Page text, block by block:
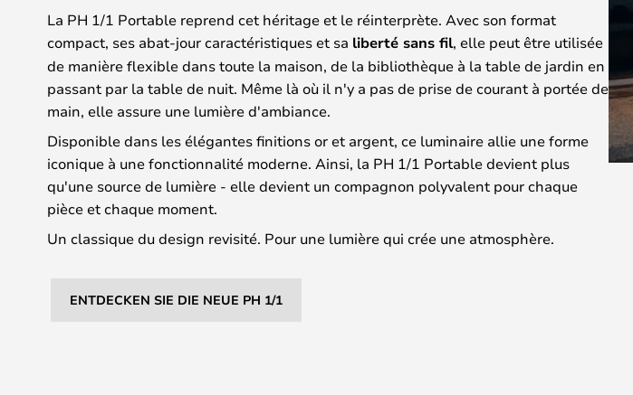
La PH 1/1 Portable reprend cet héritage et le réinterprète. Avec son format
compact, ses abat-jour caractéristiques et sa liberté sans fil, elle peut être utilisée
de manière flexible dans toute la maison, de la bibliothèque à la table de jardin en
passant par la table de nuit. Même là où il n'y a pas de prise de courant à portée de
main, elle assure une lumière d'ambiance.
Disponible dans les élégantes finitions or et argent, ce luminaire allie une forme
iconique à une fonctionnalité moderne. Ainsi, la PH 1/1 Portable devient plus
qu'une source de lumière - elle devient un compagnon polyvalent pour chaque
pièce et chaque moment.
Un classique du design revisité. Pour une lumière qui crée une atmosphère.
ENTDECKEN SIE DIE NEUE PH 1/1